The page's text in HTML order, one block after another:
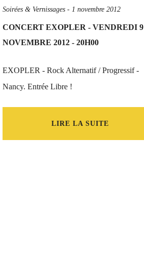
Soirées & Vernissages - 1 novembre 2012
CONCERT EXOPLER - VENDREDI 9
NOVEMBRE 2012 - 20H00
EXOPLER - Rock Alternatif / Progressif -
Nancy. Entrée Libre !
LIRE LA SUITE